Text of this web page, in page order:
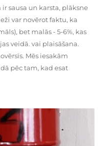
sausa un karsta, plāksne
var novērot faktu, ka
bet malās - 5-6%, kas
veidā. vai plaisāšana.
Mēs iesakām
pēc tam, kad esat